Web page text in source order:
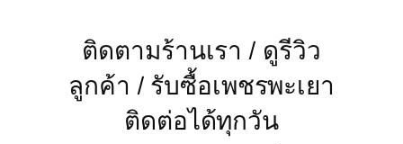
ติดตามร้านเรา / ดูรีวิว
ลูกค้า / รับซื้อเพชรพะเยา
ติดต่อได้ทุกวัน